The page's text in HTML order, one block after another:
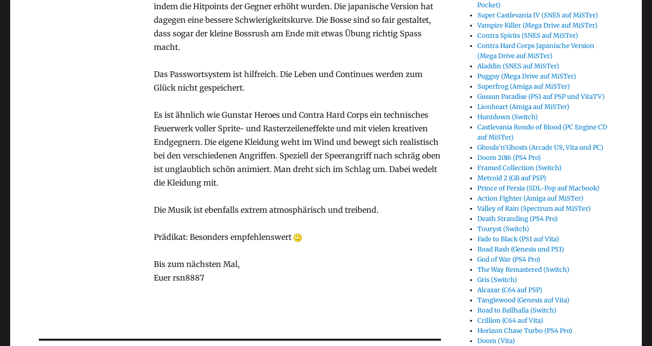
indem die Hitpoints der Gegner erhöht wurden. Die japanische Version hat
dagegen eine bessere Schwierigkeitskurve. Die Bosse sind so fair gestaltet,
dass sogar der kleine Bossrush am Ende mit etwas Übung richtig Spass
macht.
Das Passwortsystem ist hilfreich. Die Leben und Continues werden zum
Glück nicht gespeichert.
Es ist ähnlich wie Gunstar Heroes und Contra Hard Corps ein technisches
Feuerwerk voller Sprite- und Rasterzeileneffekte und mit vielen kreativen
Endgegnern. Die eigene Kleidung weht im Wind und bewegt sich realistisch
bei den verschiedenen Angriffen. Speziell der Speerangriff nach schräg oben
ist unglaublich schön animiert. Man dreht sich im Schlag um. Dabei wedelt
die Kleidung mit.
Die Musik ist ebenfalls extrem atmosphärisch und treibend.
Prädikat: Besonders empfehlenswert
Bis zum nächsten Mal,
Euer rsn8887
Pocket)
Super Castlevania IV (SNES auf MiSTer)
Vampire Killer (Mega Drive auf MiSTer)
Contra Spirits (SNES auf MiSTer)
Contra Hard Corps Japanische Version
(Mega Drive auf MiSTer)
Aladdin (SNES auf MiSTer)
Puggsy (Mega Drive auf MiSTer)
Superfrog (Amiga auf MiSTer)
Gussun Paradise (PS1 auf PSP und VitaTV)
Lionheart (Amiga auf MiSTer)
Huntdown (Switch)
Castlevania Rondo of Blood (PC Engine CD
auf MiSTer)
Ghouls’n’Ghosts (Arcade US, Vita und PC)
Doom 2016 (PS4 Pro)
Framed Collection (Switch)
Metroid 2 (GB auf PSP)
Prince of Persia (SDL-Pop auf Macbook)
Action Fighter (Amiga auf MiSTer)
Valley of Rain (Spectrum auf MiSTer)
Death Stranding (PS4 Pro)
Touryst (Switch)
Fade to Black (PS1 auf Vita)
Road Rash (Genesis und PS1)
God of War (PS4 Pro)
The Way Remastered (Switch)
Gris (Switch)
Alcazar (C64 auf PSP)
Tanglewood (Genesis auf Vita)
Road to Ballhalla (Switch)
Crillion (C64 auf Vita)
Horizon Chase Turbo (PS4 Pro)
Doom (Vita)